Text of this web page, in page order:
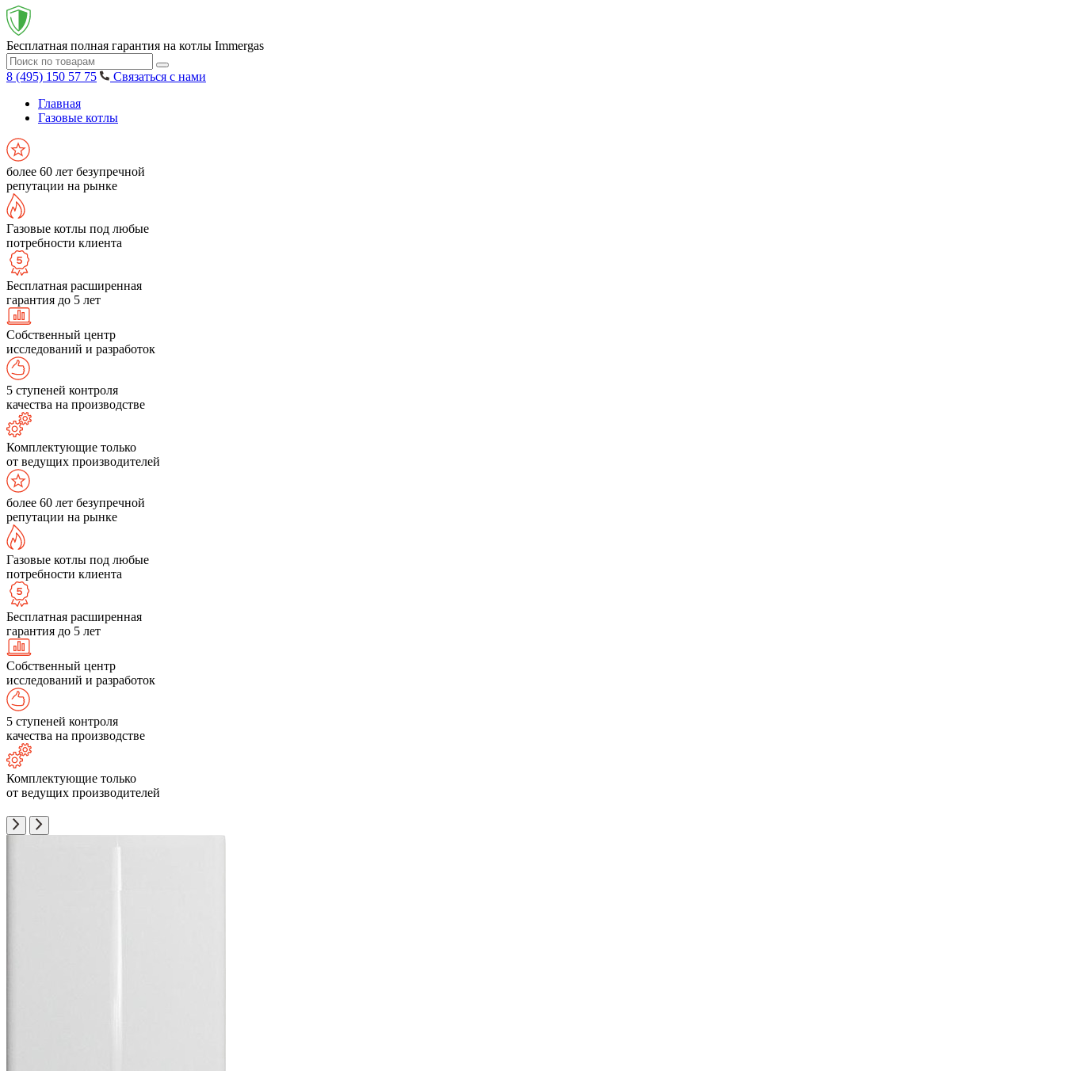
Бесплатная полная гарантия на котлы Immergas
8 (495) 150 57 75
Связаться с нами
Главная
Газовые котлы
более 60 лет безупречной
репутации на рынке
Газовые котлы под любые
потребности клиента
Бесплатная расширенная
гарантия до 5 лет
Собственный центр
исследований и разработок
5 ступеней контроля
качества на производстве
Комплектующие только
от ведущих производителей
более 60 лет безупречной
репутации на рынке
Газовые котлы под любые
потребности клиента
Бесплатная расширенная
гарантия до 5 лет
Собственный центр
исследований и разработок
5 ступеней контроля
качества на производстве
Комплектующие только
от ведущих производителей